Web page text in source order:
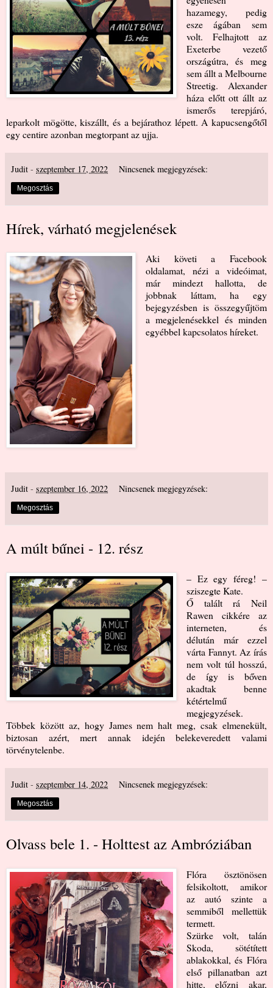
hazamegy, pedig
esze ágában sem
volt. Felhajtott az
Exeterbe vezető
országútra, és meg
sem állt a Melbourne
Streetig. Alexander
háza előtt ott állt az
ismerős terepjáró,
leparkolt mögötte, kiszállt, és a bejárathoz lépett. A kapucsengőtől
egy centire azonban megtorpant az ujja.
Judit - szeptember 17, 2022 Nincsenek megjegyzések:
Megosztás
Hírek, várható megjelenések
Aki követi a Facebook
oldalamat, nézi a videóimat,
már mindezt hallotta, de
jobbnak láttam, ha egy
bejegyzésben is összegyűjtöm
a megjelenésekkel és minden
egyébbel kapcsolatos híreket.
Judit - szeptember 16, 2022 Nincsenek megjegyzések:
Megosztás
A múlt bűnei - 12. rész
– Ez egy féreg! –
sziszegte Kate.
Ő talált rá Neil
Rawen cikkére az
interneten, és
délután már ezzel
várta Fannyt. Az írás
nem volt túl hosszú,
de így is bőven
akadtak benne
kétértelmű
megjegyzések.
Többek között az, hogy James nem halt meg, csak elmenekült,
biztosan azért, mert annak idején belekeveredett valami
törvénytelenbe.
Judit - szeptember 14, 2022 Nincsenek megjegyzések:
Megosztás
Olvass bele 1. - Holttest az Ambróziában
Flóra ösztönösen
felsikoltott, amikor
az autó szinte a
semmiből mellettük
termett.
Szürke volt, talán
Skoda, sötétített
ablakokkal, és Flóra
első pillanatban azt
hitte, előzni akar,